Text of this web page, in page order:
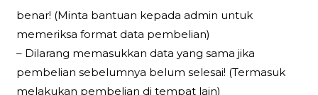
benar! (Minta bantuan kepada admin untuk
memeriksa format data pembelian)
– Dilarang memasukkan data yang sama jika
pembelian sebelumnya belum selesai! (Termasuk
melakukan pembelian di tempat lain)